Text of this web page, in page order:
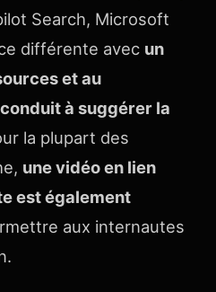
Search, Microsoft
différente avec un
et au
à suggérer la
la plupart des
une vidéo en lien
est également
aux internautes